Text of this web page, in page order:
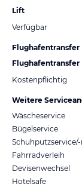
Lift
Verfügbar
Flughafentransfer
Flughafentransfer
Kostenpflichtig
Weitere
Wäscheservice
Bügelservice
Fahrradverleih
Devisenwechsel
Hotelsafe